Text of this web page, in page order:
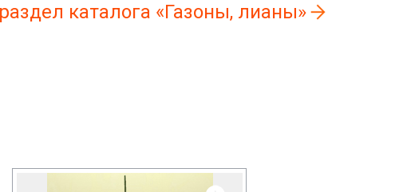
каталога «Газоны, лианы»